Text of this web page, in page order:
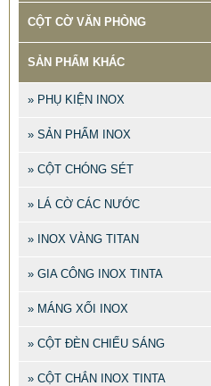
CỘT CỜ VĂN PHÒNG
SẢN PHẨM KHÁC
» PHỤ KIỆN INOX
» SẢN PHẨM INOX
» CỘT CHÓNG SÉT
» LÁ CỜ CÁC NƯỚC
» INOX VÀNG TITAN
» GIA CÔNG INOX TINTA
» MÁNG XỐI INOX
» CỘT ĐÈN CHIẾU SÁNG
» CỘT CHẮN INOX TINTA